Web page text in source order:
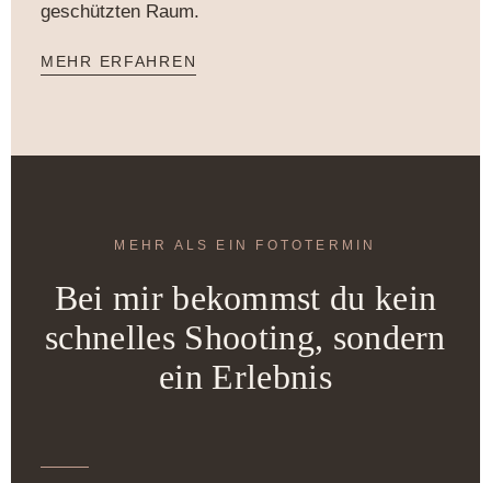
geschützten Raum.
MEHR ERFAHREN
MEHR ALS EIN FOTOTERMIN
Bei mir bekommst du kein
schnelles Shooting, sondern
ein Erlebnis